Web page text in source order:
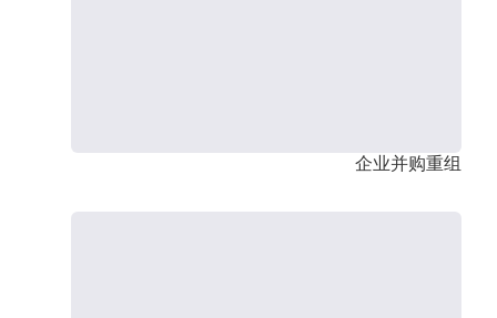
企业并购重组